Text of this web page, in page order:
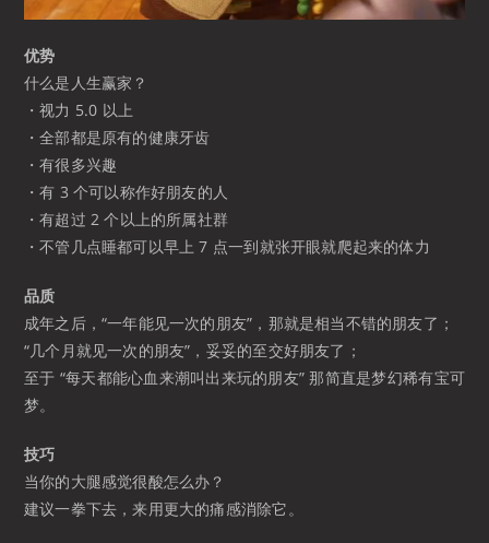
优势
什么是人生赢家？
・视力 5.0 以上
・全部都是原有的健康牙齿
・有很多兴趣
・有 3 个可以称作好朋友的人
・有超过 2 个以上的所属社群
・不管几点睡都可以早上 7 点一到就张开眼就爬起来的体力
品质
成年之后，“一年能见一次的朋友”，那就是相当不错的朋友了；
“几个月就见一次的朋友”，妥妥的至交好朋友了；
至于 “每天都能心血来潮叫出来玩的朋友” 那简直是梦幻稀有宝可
梦。
技巧
当你的大腿感觉很酸怎么办？
建议一拳下去，来用更大的痛感消除它。